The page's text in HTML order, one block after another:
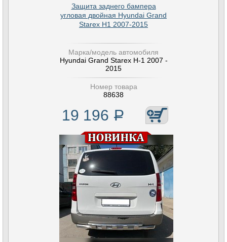
Защита заднего бампера
угловая двойная Hyundai Grand
Starex H1 2007-2015
Марка/модель автомобиля
Hyundai Grand Starex H-1 2007 -
2015
Номер товара
88638
19 196 Р